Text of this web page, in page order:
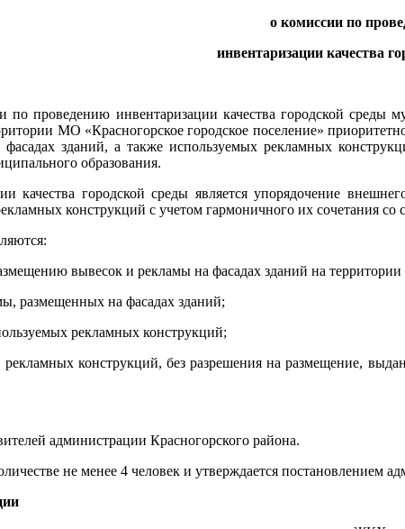
о комиссии по
инвентаризации качества
проведению инвентаризации качества городской среды
МО «Красногорское городское поселение»
зданий, а также используемых рекламных
образования.
качества городской среды является упорядочение
конструкций с учетом гармоничного их сочетания
вывесок и рекламы на фасадах зданий на
размещенных на фасадах зданий;
рекламных конструкций;
конструкций, без разрешения на размещение,
администрации Красногорского района.
не менее 4 человек и утверждается постановлением